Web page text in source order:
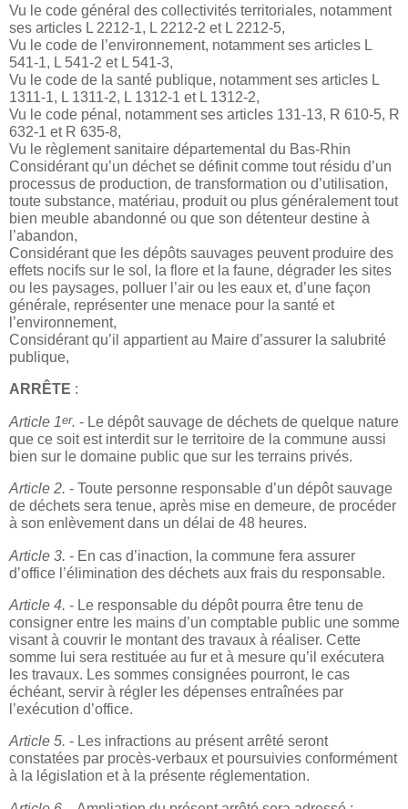
Vu le code général des collectivités territoriales, notamment
ses articles L 2212-1, L 2212-2 et L 2212-5,
Vu le code de l’environnement, notamment ses articles L
541-1, L 541-2 et L 541-3,
Vu le code de la santé publique, notamment ses articles L
1311-1, L 1311-2, L 1312-1 et L 1312-2,
Vu le code pénal, notamment ses articles 131-13, R 610-5, R
632-1 et R 635-8,
Vu le règlement sanitaire départemental du Bas-Rhin
Considérant qu’un déchet se définit comme tout résidu d’un
processus de production, de transformation ou d’utilisation,
toute substance, matériau, produit ou plus généralement tout
bien meuble abandonné ou que son détenteur destine à
l’abandon,
Considérant que les dépôts sauvages peuvent produire des
effets nocifs sur le sol, la flore et la faune, dégrader les sites
ou les paysages, polluer l’air ou les eaux et, d’une façon
générale, représenter une menace pour la santé et
l’environnement,
Considérant qu’il appartient au Maire d’assurer la salubrité
publique,
ARRÊTE :
Article 1er. - Le dépôt sauvage de déchets de quelque nature
que ce soit est interdit sur le territoire de la commune aussi
bien sur le domaine public que sur les terrains privés.
Article 2. - Toute personne responsable d’un dépôt sauvage
de déchets sera tenue, après mise en demeure, de procéder
à son enlèvement dans un délai de 48 heures.
Article 3. - En cas d’inaction, la commune fera assurer
d’office l’élimination des déchets aux frais du responsable.
Article 4. - Le responsable du dépôt pourra être tenu de
consigner entre les mains d’un comptable public une somme
visant à couvrir le montant des travaux à réaliser. Cette
somme lui sera restituée au fur et à mesure qu’il exécutera
les travaux. Les sommes consignées pourront, le cas
échéant, servir à régler les dépenses entraînées par
l’exécution d’office.
Article 5. - Les infractions au présent arrêté seront
constatées par procès-verbaux et poursuivies conformément
à la législation et à la présente réglementation.